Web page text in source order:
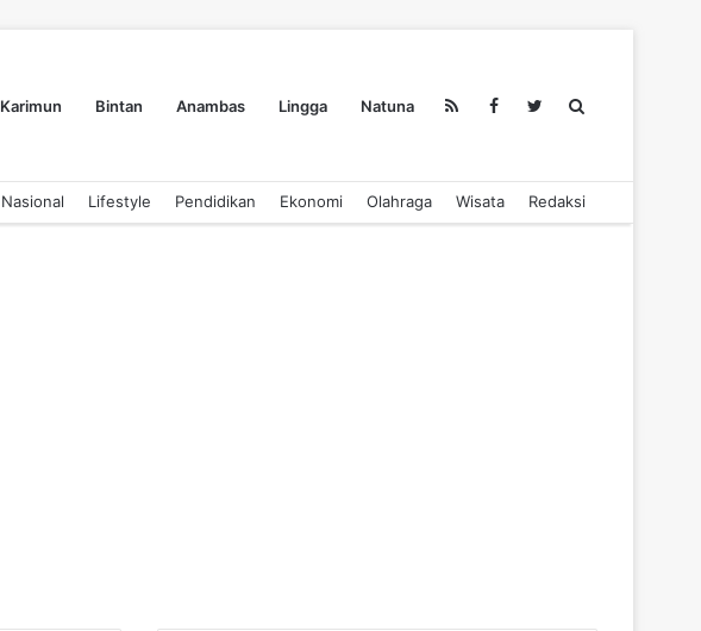
Karimun Bintan Anambas Lingga Natuna
Nasional Lifestyle Pendidikan Ekonomi Olahraga Wisata Redaksi